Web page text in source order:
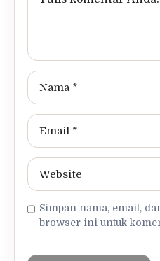
Simpan nama, email,
browser ini untuk